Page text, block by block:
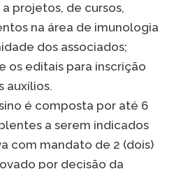
projetos, de cursos,
na área de imunologia
dos associados;
os editais para inscrição
auxílios.
é composta por até 6
a serem indicados
com mandato de 2 (dois)
por decisão da